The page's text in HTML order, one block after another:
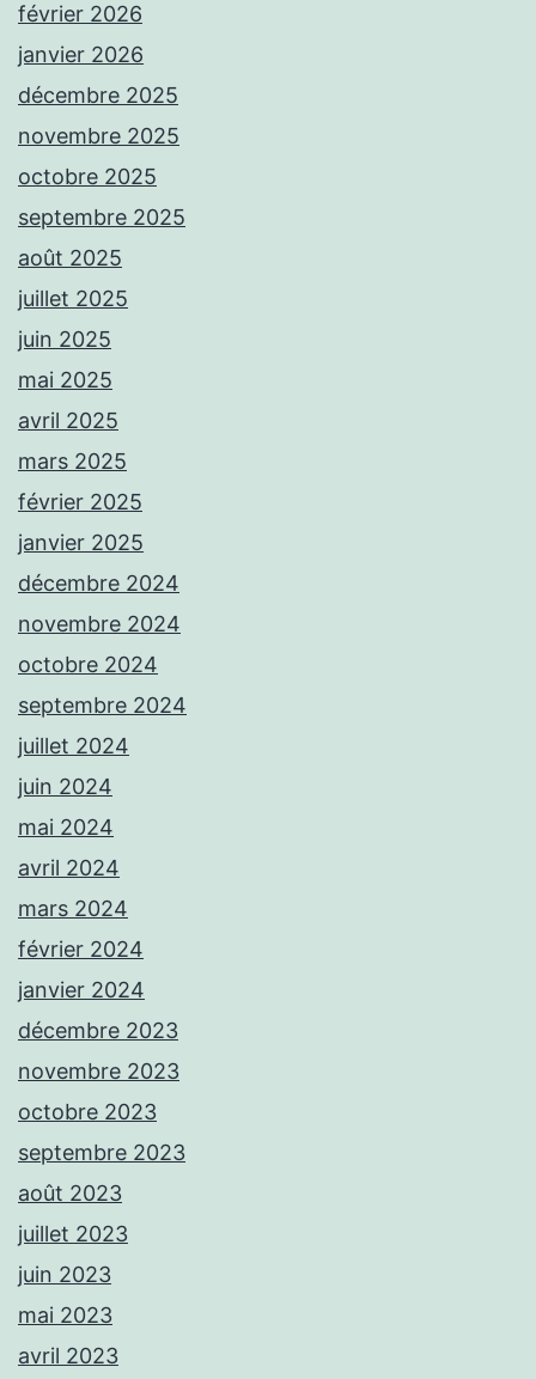
février 2026
janvier 2026
décembre 2025
novembre 2025
octobre 2025
septembre 2025
août 2025
juillet 2025
juin 2025
mai 2025
avril 2025
mars 2025
février 2025
janvier 2025
décembre 2024
novembre 2024
octobre 2024
septembre 2024
juillet 2024
juin 2024
mai 2024
avril 2024
mars 2024
février 2024
janvier 2024
décembre 2023
novembre 2023
octobre 2023
septembre 2023
août 2023
juillet 2023
juin 2023
mai 2023
avril 2023